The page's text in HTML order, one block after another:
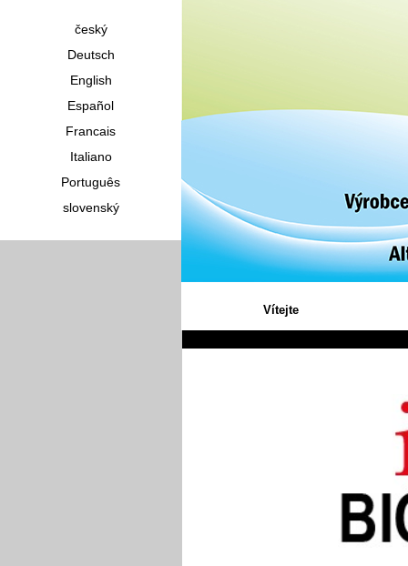
český
Deutsch
English
Español
Francais
Italiano
Português
slovenský
Vítejte